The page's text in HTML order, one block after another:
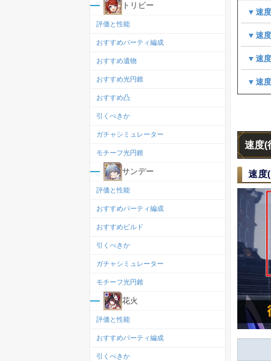
▼速
▼速
▼速
▼速
速度(
速度
トリビー
評価と性能
おすすめパーティ編成
おすすめ遺物
おすすめ光円錐
おすすめ凸
引くべきか
ガチャシミュレーター
モチーフ光円錐
サンデー
評価と性能
おすすめパーティ編成
おすすめビルド
引くべきか
ガチャシミュレーター
モチーフ光円錐
花火
評価と性能
おすすめパーティ編成
引くべきか